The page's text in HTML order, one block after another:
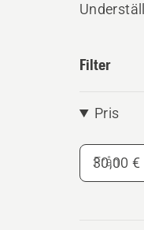
Underställ
Filter
Pris
Från